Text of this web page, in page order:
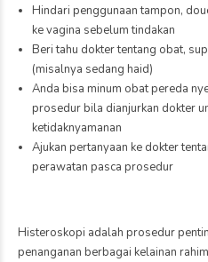
Hindari penggunaan tampon,
ke vagina sebelum tindakan
Beri tahu dokter tentang obat,
(misalnya sedang haid)
Anda bisa minum obat pereda
prosedur bila dianjurkan dokter
ketidaknyamanan
Ajukan pertanyaan ke dokter
perawatan pasca prosedur
Histeroskopi adalah prosedur
penanganan berbagai kelainan